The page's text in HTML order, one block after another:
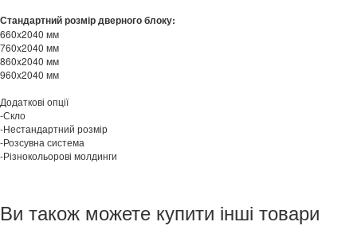
Стандартний розмір дверного блоку:
660x2040 мм
760x2040 мм
860x2040 мм
960x2040 мм
Додаткові опції
-Скло
-Нестандартний розмір
-Розсувна система
-Різнокольорові молдинги
Ви також можете купити інші товари